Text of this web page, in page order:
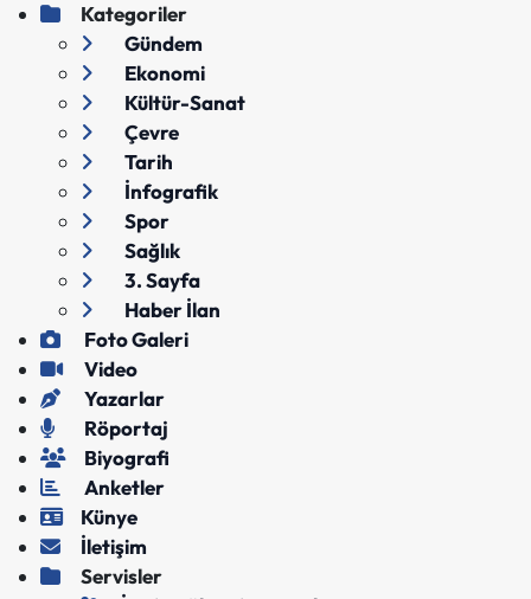
Kategoriler
Gündem
Ekonomi
Kültür-Sanat
Çevre
Tarih
İnfografik
Spor
Sağlık
3. Sayfa
Haber İlan
Foto Galeri
Video
Yazarlar
Röportaj
Biyografi
Anketler
Künye
İletişim
Servisler